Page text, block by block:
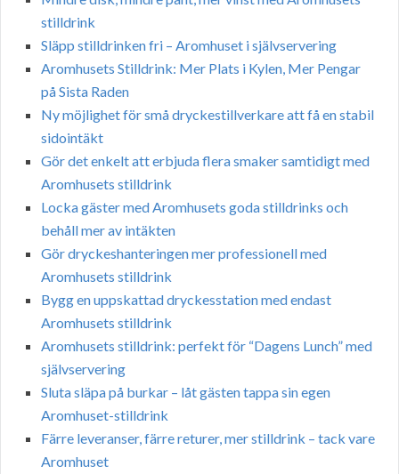
stilldrink
Släpp stilldrinken fri – Aromhuset i självservering
Aromhusets Stilldrink: Mer Plats i Kylen, Mer Pengar
på Sista Raden
Ny möjlighet för små dryckestillverkare att få en stabil
sidointäkt
Gör det enkelt att erbjuda flera smaker samtidigt med
Aromhusets stilldrink
Locka gäster med Aromhusets goda stilldrinks och
behåll mer av intäkten
Gör dryckeshanteringen mer professionell med
Aromhusets stilldrink
Bygg en uppskattad dryckesstation med endast
Aromhusets stilldrink
Aromhusets stilldrink: perfekt för “Dagens Lunch” med
självservering
Sluta släpa på burkar – låt gästen tappa sin egen
Aromhuset-stilldrink
Färre leveranser, färre returer, mer stilldrink – tack vare
Aromhuset